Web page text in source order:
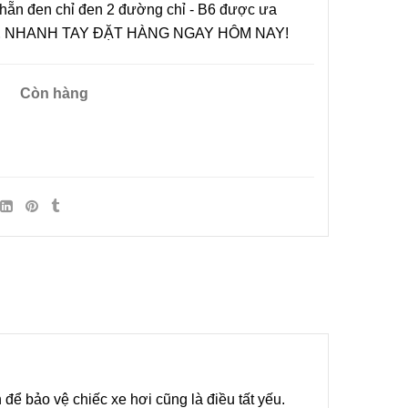
đen chỉ đen 2 đường chỉ - B6 được ưa
NHANH TAY ĐẶT HÀNG NGAY HÔM NAY!
Còn hàng
bảo vệ chiếc xe hơi cũng là điều tất yếu.
Ô